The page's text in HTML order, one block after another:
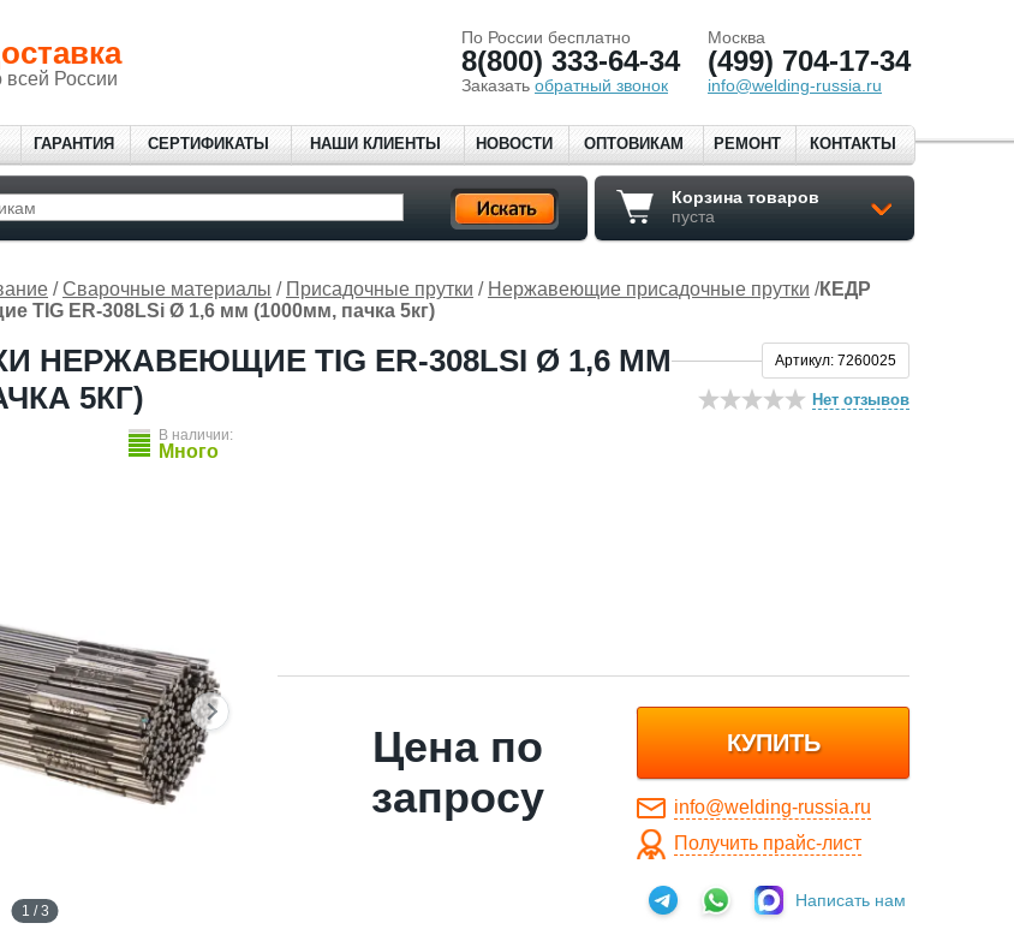
всей России
По России бесплатно
8(800) 333-64-34
Заказать обратный звонок
Москва
(499) 704-17-34
info@welding-russia.ru
ГАРАНТИЯ СЕРТИФИКАТЫ НАШИ КЛИЕНТЫ НОВОСТИ ОПТОВИКАМ РЕМОНТ КОНТАКТЫ
Корзина товаров
пуста
/ Сварочные материалы / Присадочные прутки / Нержавеющие присадочные прутки /КЕДР
TIG ER-308LSi Ø 1,6 мм (1000мм, пачка 5кг)
НЕРЖАВЕЮЩИЕ TIG ER-308LSI Ø 1,6 ММ
5КГ)
Нет отзывов
Артикул: 7260025
В наличии:
Много
1 / 3
Цена по
запросу
КУПИТЬ
info@welding-russia.ru
Получить прайс-лист
Написать нам